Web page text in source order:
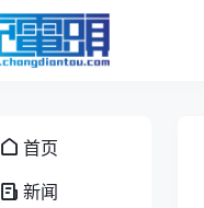
首页
新闻